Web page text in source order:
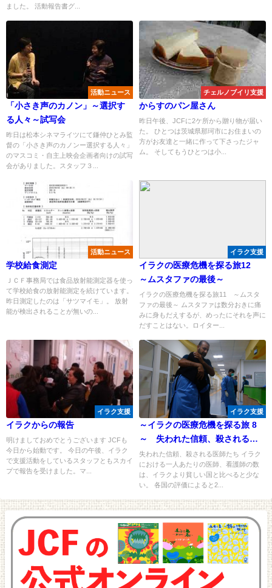
ました。 活動報告書グ...
活動ニュース
「小さき声のカノン」～選択す
る人々～試写会
昨日は松本シネマライツにて鎌仲ひとみ監
督の「小さき声のカノンー選択する人々」
のマスコミ・自主上映会企画者向けの試写
会がありました。スタッフ３...
チェルノブイリ支援
からすのパン屋さん
昨日午後、JCFに2ケ所から贈り物が届い
た。 ひとつは茨城県那珂市にお住まいの
方がお友達と一緒に作って下さったジャ
ム。 そしてもうひとつは小...
活動ニュース
学校給食測定
ＪＣＦ事務局では食品放射能測定器を使っ
て学校給食の放射能測定を続けています。
昨日測定したのは「サツマイモ」。 放射
能が検出されることが無いの...
イラク支援
イラクの医療危機を探る旅12
～ムスタファの最後～
イラクの医療危機を探る旅11 ～ムスタ
ファの最後～ ムスタファは数分おきに痛
みに身もだえするが、めったにそれを声に
だすことはない。ロイター...
イラク支援
イラクからの報告
明けましておめでとうございます JCFも
今日から始動です。 今日の午後、イラク
で支援活動をしているスタッフともスカイ
プで報告を受けました。マ...
イラク支援
～イラクの医療危機を探る旅 8
～ 失われた信頼、殺される医
師たち
失われた信頼、殺される医師たち イラク
における一人あたりの医師、看護師の数
は、イラクより貧しい国と比べると少な
い。 各国の評価によると2...